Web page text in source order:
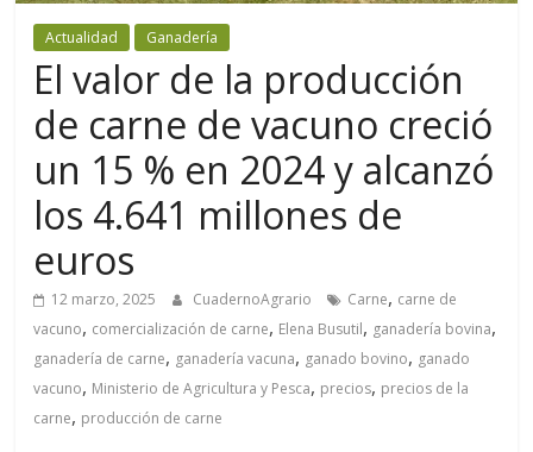
Actualidad Ganadería
El valor de la producción
de carne de vacuno creció
un 15 % en 2024 y alcanzó
los 4.641 millones de
euros
12 marzo, 2025 CuadernoAgrario Carne, carne de
vacuno, comercialización de carne, Elena Busutil, ganadería bovina,
ganadería de carne, ganadería vacuna, ganado bovino, ganado
vacuno, Ministerio de Agricultura y Pesca, precios, precios de la
carne, producción de carne